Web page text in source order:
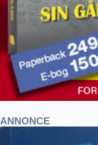
ANNONCE